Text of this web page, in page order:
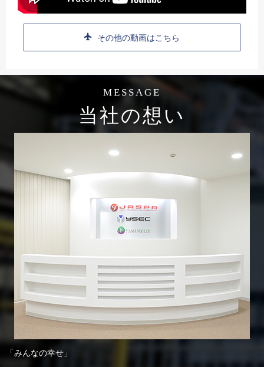
その他の動画はこちら
MESSAGE
当社の想い
「みんなの幸せ」